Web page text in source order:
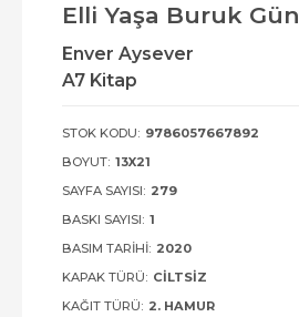
Elli Yaşa Buruk
Enver Aysever
A7 Kitap
STOK KODU: 9786057667892
BOYUT: 13X21
SAYFA SAYISI: 279
BASKI SAYISI: 1
BASIM TARIHI: 2020
KAPAK TÜRÜ: CILTSIZ
KAĞIT TÜRÜ: 2. HAMUR